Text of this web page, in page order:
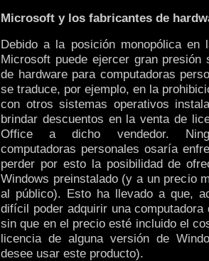
Microsoft y los fabricantes de
Debido a la posición monopólica en
Microsoft puede ejercer gran presión
de hardware para computadoras
se traduce, por ejemplo, en la
con otros sistemas operativos
brindar descuentos en la venta de
Office a dicho vendedor.
computadoras personales osaría
perder por esto la posibilidad de
Windows preinstalado (y a un precio
al público). Esto ha llevado a que,
difícil poder adquirir una computadora
sin que en el precio esté incluido el
licencia de alguna versión de
desee usar este producto).